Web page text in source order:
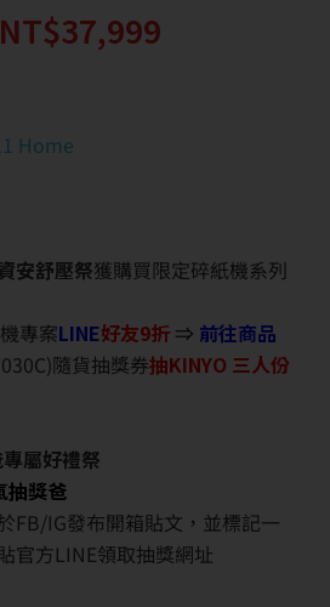
NT$37,999
Home
安舒壓祭獲購買限定碎紙機系列
專案LINE好友9折 ⇒ 前往商品
隨貨抽獎券抽KINYO 三人份
專屬好禮祭
抽獎爸
FB/IG發布開箱貼文，並標記一
官方LINE領取抽獎網址